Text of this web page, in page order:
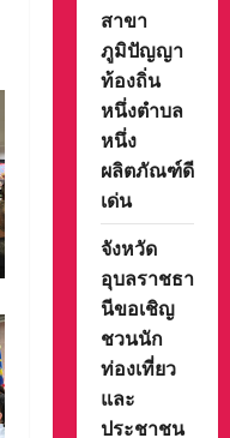
สาขา
ภูมิปัญญา
ท้องถิ่น
หนึ่งตำบล
หนึ่ง
ผลิตภัณฑ์ดี
เด่น
จังหวัด
อุบลราชธา
นีขอเชิญ
ชวนนัก
ท่องเที่ยว
และ
ประชาชน